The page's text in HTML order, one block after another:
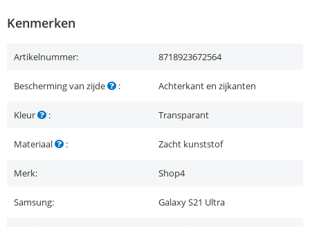
Kenmerken
Artikelnummer: 8718923672564
Bescherming van zijde : Achterkant en zijkanten
Kleur : Transparant
Materiaal : Zacht kunststof
Merk: Shop4
Samsung: Galaxy S21 Ultra